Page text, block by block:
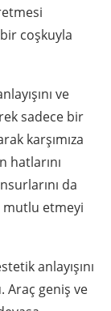
coşkuyla
ve
sadece bir
karşımıza
hatlarını
da
mutlu etmeyi
anlayışını
Araç geniş ve